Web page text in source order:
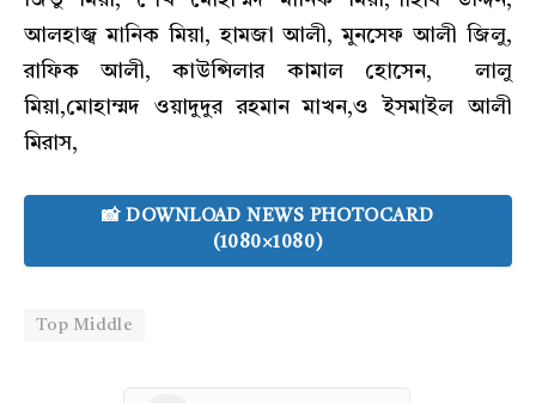
আলহাজ্ব মানিক মিয়া, হামজা আলী, মুনসেফ আলী জিলু,
রাফিক আলী, কাউন্সিলার কামাল হোসেন, লালু
মিয়া,মোহাম্মদ ওয়াদুদুর রহমান মাখন,ও ইসমাইল আলী
মিরাস,
📸 DOWNLOAD NEWS PHOTOCARD
(1080×1080)
Top Middle